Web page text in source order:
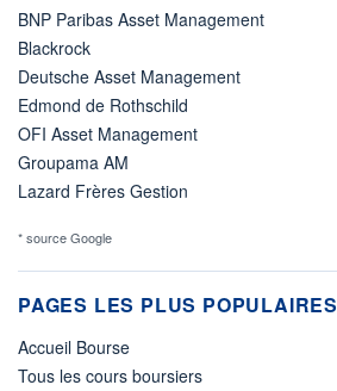
BNP Paribas Asset Management
Blackrock
Deutsche Asset Management
Edmond de Rothschild
OFI Asset Management
Groupama AM
Lazard Frères Gestion
* source Google
PAGES LES PLUS POPULAIRES
Accueil Bourse
Tous les cours boursiers